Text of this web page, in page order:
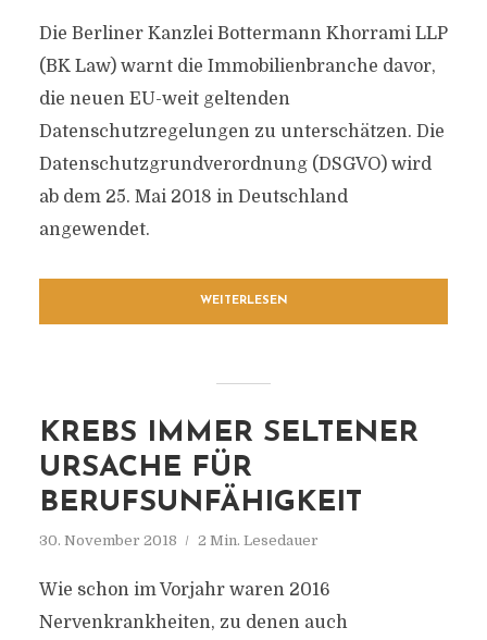
Die Berliner Kanzlei Bottermann Khorrami LLP
(BK Law) warnt die Immobilienbranche davor,
die neuen EU-weit geltenden
Datenschutzregelungen zu unterschätzen. Die
Datenschutzgrundverordnung (DSGVO) wird
ab dem 25. Mai 2018 in Deutschland
angewendet.
WEITERLESEN
KREBS IMMER SELTENER
URSACHE FÜR
BERUFSUNFÄHIGKEIT
30. November 2018 2 Min. Lesedauer
Wie schon im Vorjahr waren 2016
Nervenkrankheiten, zu denen auch